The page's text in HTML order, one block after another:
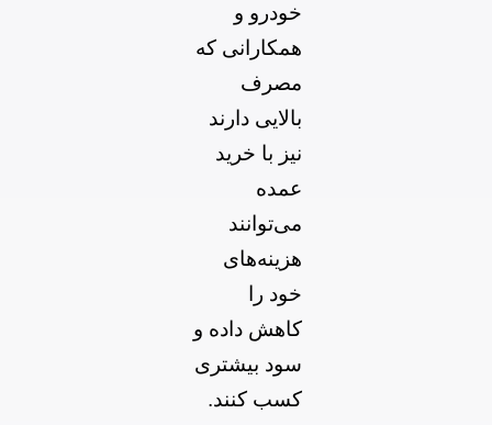
خودرو و
همکارانی که
مصرف
بالایی دارند
نیز با خرید
عمده
می‌توانند
هزینه‌های
خود را
کاهش داده و
سود بیشتری
کسب کنند.